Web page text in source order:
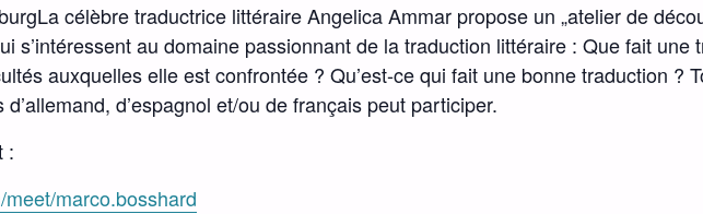
célèbre traductrice littéraire Angelica Ammar propose un „atelier de
s’intéressent au domaine passionnant de la traduction littéraire : Que fait une
auxquelles elle est confrontée ? Qu’est-ce qui fait une bonne traduction ?
d’espagnol et/ou de français peut participer.
:
marco.bosshard